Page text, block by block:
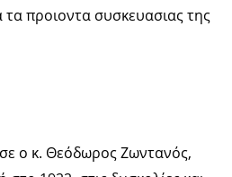
προιοντα συσκευασιας της
ο κ. Θεόδωρος Ζωντανός,